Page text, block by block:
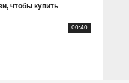
чтобы купить
00:40